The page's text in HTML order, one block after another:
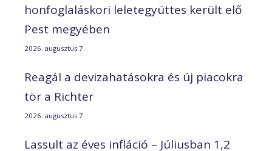
honfoglaláskori leletegyüttes került elő
Pest megyében
2026. augusztus 7.
Reagál a devizahatásokra és új piacokra
tör a Richter
2026. augusztus 7.
Lassult az éves infláció – Júliusban 1,2